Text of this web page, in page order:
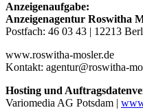
Anzeigenaufgabe:
Anzeigenagentur Roswitha
Postfach: 46 03 43 | 12213
www.roswitha-mosler.de
Kontakt: agentur@roswitha-
Hosting und
Variomedia AG Potsdam |